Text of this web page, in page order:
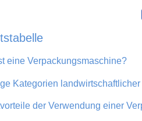
eine Verpackungsmaschine?
Kategorien
der Verwendung einer